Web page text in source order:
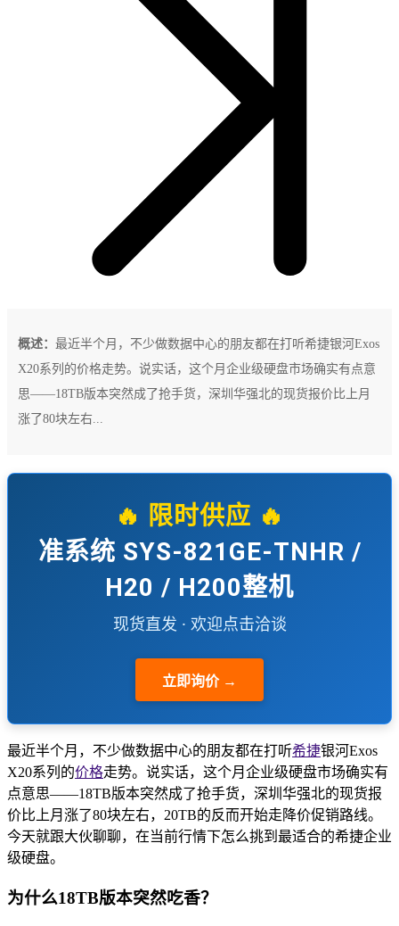
概述： 最近半个月，不少做数据中心的朋友都在打听希捷银河Exos
X20系列的价格走势。说实话，这个月企业级硬盘市场确实有点意
思——18TB版本突然成了抢手货，深圳华强北的现货报价比上月
涨了80块左右...
🔥 限时供应 🔥
准系统 SYS-821GE-TNHR /
H20 / H200整机
现货直发 · 欢迎点击洽谈
立即询价 →
最近半个月，不少做数据中心的朋友都在打听希捷银河Exos
X20系列的价格走势。说实话，这个月企业级硬盘市场确实有
点意思——18TB版本突然成了抢手货，深圳华强北的现货报
价比上月涨了80块左右，20TB的反而开始走降价促销路线。
今天就跟大伙聊聊，在当前行情下怎么挑到最适合的希捷企业
级硬盘。
为什么18TB版本突然吃香？